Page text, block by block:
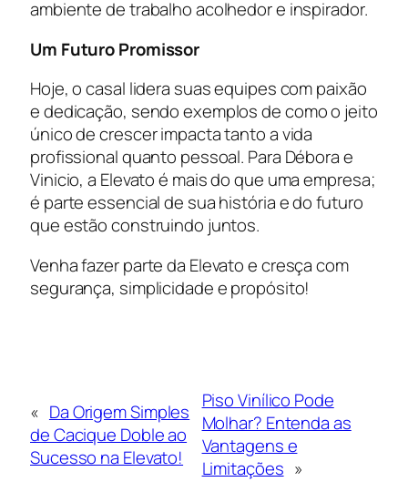
ambiente de trabalho acolhedor e inspirador.
Um Futuro Promissor
Hoje, o casal lidera suas equipes com paixão
e dedicação, sendo exemplos de como o jeito
único de crescer impacta tanto a vida
profissional quanto pessoal. Para Débora e
Vinicio, a Elevato é mais do que uma empresa;
é parte essencial de sua história e do futuro
que estão construindo juntos.
Venha fazer parte da Elevato e cresça com
segurança, simplicidade e propósito!
« Da Origem Simples
de Cacique Doble ao
Sucesso na Elevato!
Piso Vinílico Pode
Molhar? Entenda as
Vantagens e
Limitações »